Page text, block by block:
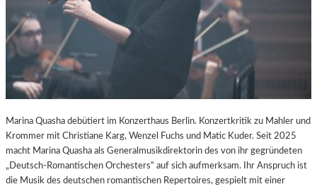
Marina Quasha debütiert im Konzerthaus Berlin. Konzertkritik zu Mahler und
Krommer mit Christiane Karg, Wenzel Fuchs und Matic Kuder. Seit 2025
macht Marina Quasha als Generalmusikdirektorin des von ihr gegründeten
„Deutsch-Romantischen Orchesters“ auf sich aufmerksam. Ihr Anspruch ist
die Musik des deutschen romantischen Repertoires, gespielt mit einer